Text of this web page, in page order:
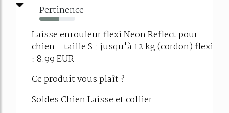
Pertinence
55%
Laisse enrouleur flexi Neon Reflect pour
chien - taille S : jusqu'à 12 kg (cordon) flexi
: 8.99 EUR
Ce produit vous plaît ?
Soldes Chien Laisse et collier